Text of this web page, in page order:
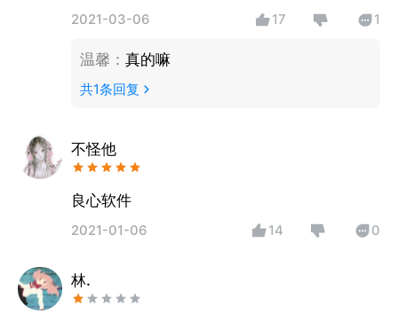
2021-03-06 17 1
温馨 ： 真的嘛
共1条回复
不怪他
良心软件
2021-01-06 14 0
林.